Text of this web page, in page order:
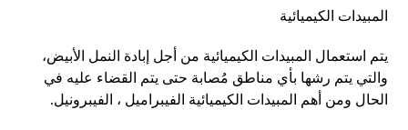
المبيدات الكيميائية
يتم استعمال المبيدات الكيميائية من أجل إبادة النمل الأبيض،
والتي يتم رشها بأي مناطق مُصابة حتى يتم القضاء عليه في
الحال ومن أهم المبيدات الكيميائية الفيبراميل ، الفيبرونيل.